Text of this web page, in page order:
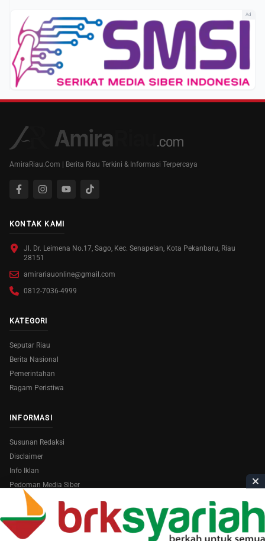
Ad
AmiraRiau.Com | Berita Riau Terkini & Informasi Terpercaya
KONTAK KAMI
Jl. Dr. Leimena No.17, Sago, Kec. Senapelan, Kota Pekanbaru, Riau
28151
amirariauonline@gmail.com
0812-7036-4999
KATEGORI
Seputar Riau
Berita Nasional
Pemerintahan
Ragam Peristiwa
INFORMASI
Susunan Redaksi
Disclaimer
Info Iklan
Pedoman Media Siber
Copyright © 2026 AmiraRiau.com . All Rights Reserved.